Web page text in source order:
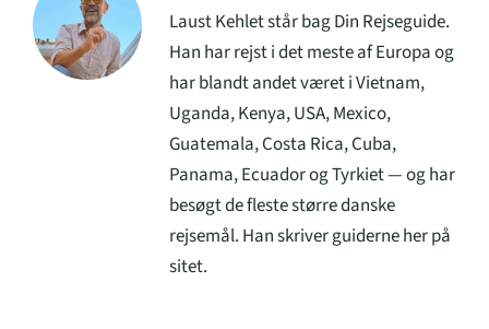
Laust Kehlet står bag Din Rejseguide.
Han har rejst i det meste af Europa og
har blandt andet været i Vietnam,
Uganda, Kenya, USA, Mexico,
Guatemala, Costa Rica, Cuba,
Panama, Ecuador og Tyrkiet — og har
besøgt de fleste større danske
rejsemål. Han skriver guiderne her på
sitet.